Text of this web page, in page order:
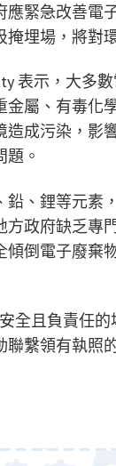
緊急改善電
埋場，將對
表示，大多
屬、有毒化
成污染，影
。
、鋰等元素
政府缺乏專
倒電子廢棄
全且負責任
繫領有執照